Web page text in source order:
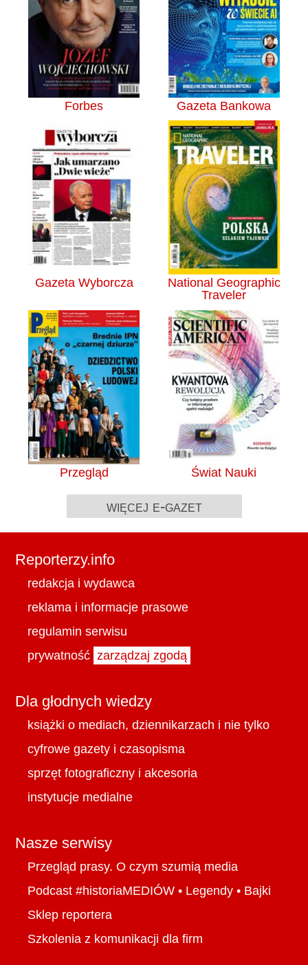
Forbes Gazeta Bankowa
Gazeta Wyborcza
National Geographic
Traveler
Przegląd Świat Nauki
więcej e-gazet
Reporterzy.info
redakcja i wydawca
reklama i informacje prasowe
regulamin serwisu
prywatność zarządzaj zgodą
Dla głodnych wiedzy
książki o mediach, dziennikarzach i nie tylko
cyfrowe gazety i czasopisma
sprzęt fotograficzny i akcesoria
instytucje medialne
Nasze serwisy
Przegląd prasy. O czym szumią media
Podcast #historiaMEDIÓW • Legendy • Bajki
Sklep reportera
Szkolenia z komunikacji dla firm